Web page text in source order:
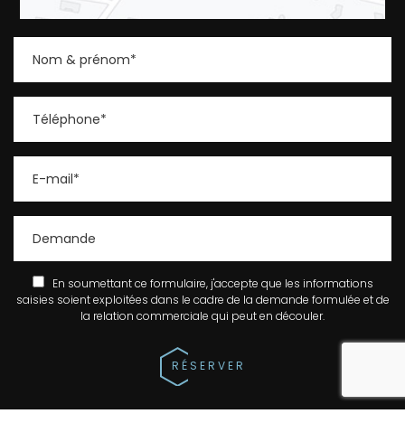
En soumettant ce formulaire, j'accepte que les informations
saisies soient exploitées dans le cadre de la demande formulée et de
la relation commerciale qui peut en découler.